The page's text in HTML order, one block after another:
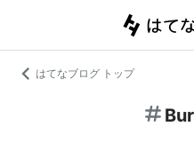
はてなブログ トップ